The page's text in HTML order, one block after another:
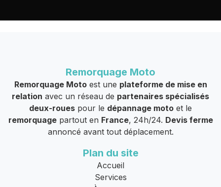
Remorquage Moto
Remorquage Motoest une plateforme de mise en
relation avec un réseau de partenaires spécialisés
deux-roues pour le dépannage moto et le
remorquagepartout en France, 24h/24. Devis ferme
annoncé avant tout déplacement.
Plan du site
Accueil
Services